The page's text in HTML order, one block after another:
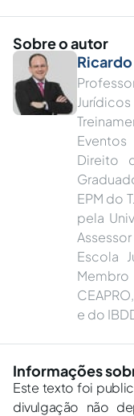
Sobre o autor
Direito
EPM do
pela
Escola
e do
Informações
Este texto foi
divulgação não